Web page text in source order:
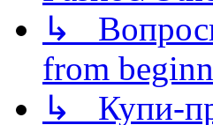
↳
from
↳ Купи-